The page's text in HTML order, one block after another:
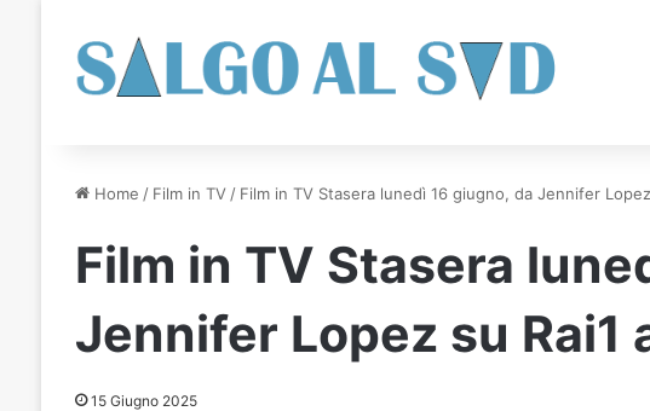
Home / Film in TV / Film in TV Stasera lunedì 16 giugno, da Jennifer
Film in TV Stasera
Jennifer Lopez su Rai1
15 Giugno 2025